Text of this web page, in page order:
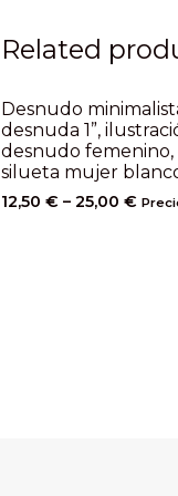
Related
Desnudo
desnuda 1”,
desnudo
silueta mujer
12,50 € – 25,00 €